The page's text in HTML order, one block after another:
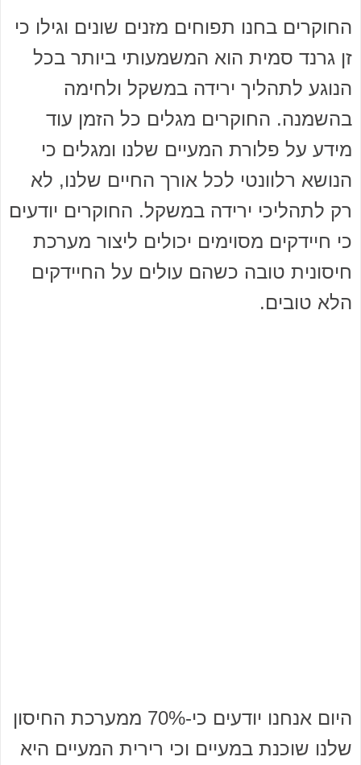
החוקרים בחנו תפוחים מזנים שונים וגילו כי
זן גרנד סמית הוא המשמעותי ביותר בכל
הנוגע לתהליך ירידה במשקל ולחימה
בהשמנה. החוקרים מגלים כל הזמן עוד
מידע על פלורת המעיים שלנו ומגלים כי
הנושא רלוונטי לכל אורך החיים שלנו, לא
רק לתהליכי ירידה במשקל. החוקרים יודעים
כי חיידקים מסוימים יכולים ליצור מערכת
חיסונית טובה כשהם עולים על החיידקים
הלא טובים.
היום אנחנו יודעים כי-70% ממערכת החיסון
שלנו שוכנת במעיים וכי רירית המעיים היא